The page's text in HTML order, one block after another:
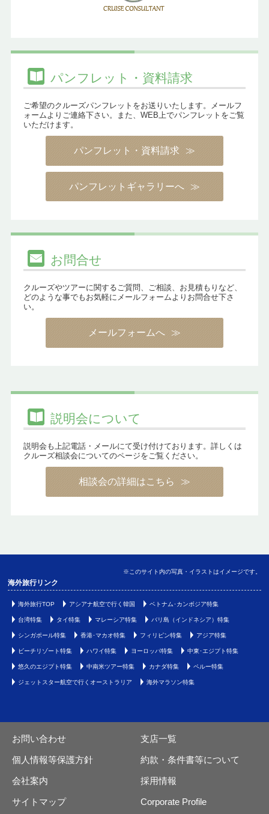
パンフレット・資料請求
ご希望のクルーズパンフレットをお送りいたします。メールフ
ォームよりご連絡下さい。また、WEB上でパンフレットをご覧
いただけます。
パンフレット・資料請求
パンフレットギャラリーへ
お問合せ
クルーズやツアーに関するご質問、ご相談、お見積もりなど、
どのような事でもお気軽にメールフォームよりお問合せ下さ
い。
メールフォームへ
説明会について
説明会も上記電話・メールにて受け付けております。詳しくは
クルーズ相談会についてのページをご覧ください。
相談会の詳細はこちら
※このサイト内の写真・イラストはイメージです。
海外旅行リンク
海外旅行TOP アシアナ航空で行く韓国 ベトナム･カンボジア特集
台湾特集 タイ特集 マレーシア特集 バリ島（インドネシア）特集
シンガポール特集 香港･マカオ特集 フィリピン特集 アジア特集
ビーチリゾート特集 ハワイ特集 ヨーロッパ特集 中東･エジプト特集
悠久のエジプト特集 中南米ツアー特集 カナダ特集 ペルー特集
ジェットスター航空で行くオーストラリア 海外マラソン特集
お問い合わせ 支店一覧
個人情報等保護方針 約款・条件書等について
会社案内 採用情報
サイトマップ Corporate Profile